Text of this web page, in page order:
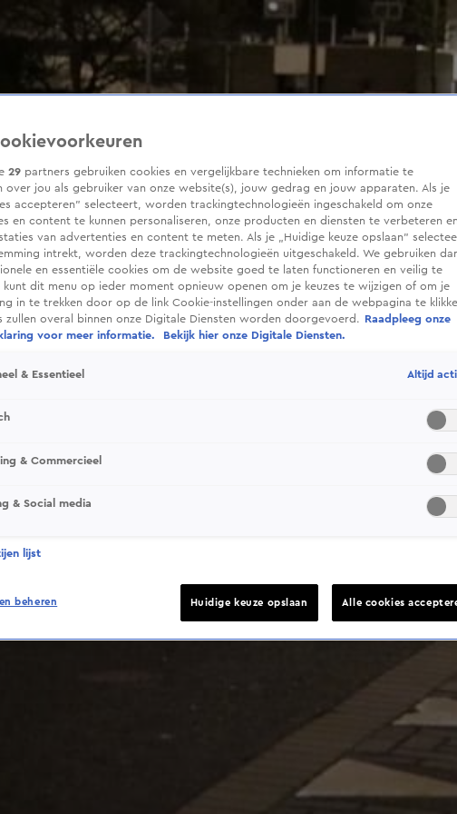
29 partners gebruiken cookies en vergelijkbare technieken om informatie te
over jou als gebruiker van onze website(s), jouw gedrag en jouw apparaten. Als je
accepteren” selecteert, worden trackingtechnologieën ingeschakeld om onze
en content te kunnen personaliseren, onze producten en diensten te verbeteren en
van advertenties en content te meten. Als je „Huidige keuze opslaan”
intrekt, worden deze trackingtechnologieën uitgeschakeld. We gebruiken
en essentiële cookies om de website goed te laten functioneren en veilig te
kunt dit menu op ieder moment opnieuw openen om je keuzes te wijzigen of om je
in te trekken door op de link Cookie-instellingen onder aan de webpagina te
zullen overal binnen onze Digitale Diensten worden doorgevoerd.
Raadpleeg onze
voor meer informatie.
Bekijk hier onze Digitale Diensten.
& Essentieel Altijd
& Commercieel
& Social media
lijst
beheren Huidige keuze opslaan Alle cookies